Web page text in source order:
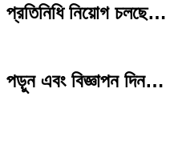
প্রতিনিধি নিয়োগ চলছে…
পড়ুন এবং বিজ্ঞাপন দিন…